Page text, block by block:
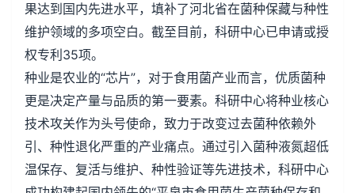
果达到国内先进水平，填补了河北省在菌种保藏与种性
维护领域的多项空白。截至目前，科研中心已申请或授
权专利35项。
种业是农业的“芯片”，对于食用菌产业而言，优质菌种
更是决定产量与品质的第一要素。科研中心将种业核心
技术攻关作为头号使命，致力于改变过去菌种依赖外
引、种性退化严重的产业痛点。通过引入菌种液氮超低
温保存、复活与维护、种性验证等先进技术，科研中心